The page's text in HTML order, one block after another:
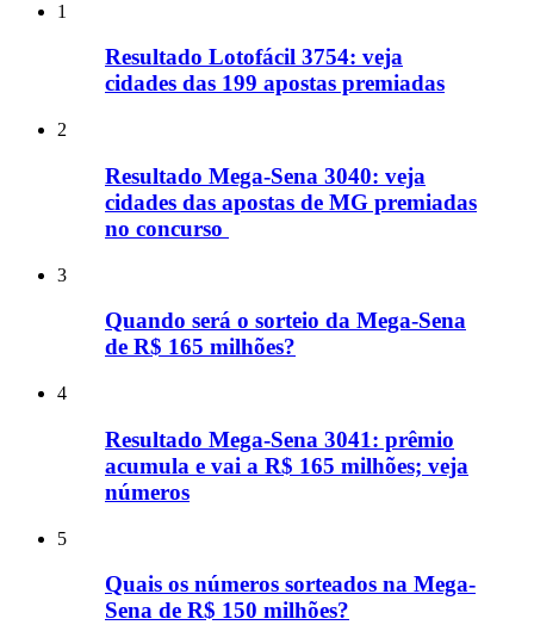
1
Resultado Lotofácil 3754: veja
cidades das 199 apostas premiadas
2
Resultado Mega-Sena 3040: veja
cidades das apostas de MG premiadas
no concurso
3
Quando será o sorteio da Mega-Sena
de R$ 165 milhões?
4
Resultado Mega-Sena 3041: prêmio
acumula e vai a R$ 165 milhões; veja
números
5
Quais os números sorteados na Mega-
Sena de R$ 150 milhões?